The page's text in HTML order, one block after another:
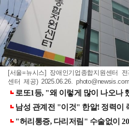
[서울=뉴시스] 장애인기업종합지원센터
센터 제공) 2025.06.26.photo@newsis.com